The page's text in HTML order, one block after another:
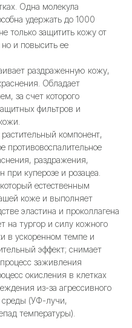
Одна молекула
удержать до 1000
только защитить кожу от
и повысить ее
раздраженную кожу,
Обладает
за счет которого
фильтров и
компонент,
противовоспалительное
раздражения,
при куперозе и розацеа.
естественным
коже и выполняет
эластина и проколлагена
на тургор и силу кожного
в ускоренном темпе и
эффект; снимает
заживления
окисления в клетках
из-за агрессивного
среды (УФ-лучи,
температуры).